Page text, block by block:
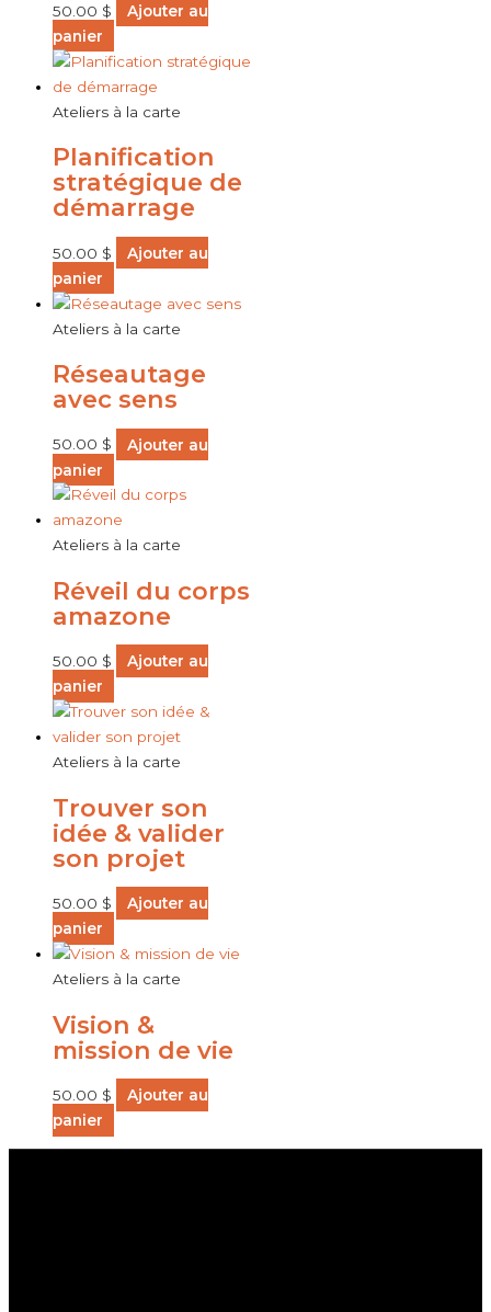
50.00 $
Ajouter au
panier
Ateliers à la carte
Planification
stratégique de
démarrage
50.00 $
Ajouter au
panier
Ateliers à la carte
Réseautage
avec sens
50.00 $
Ajouter au
panier
Ateliers à la carte
Réveil du corps
amazone
50.00 $
Ajouter au
panier
Ateliers à la carte
Trouver son
idée & valider
son projet
50.00 $
Ajouter au
panier
Ateliers à la carte
Vision &
mission de vie
50.00 $
Ajouter au
panier